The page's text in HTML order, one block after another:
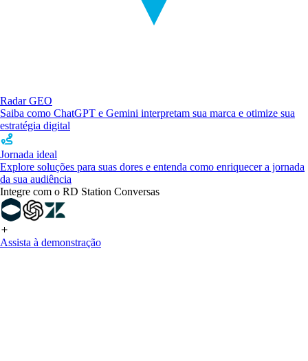
Radar GEO
Saiba como ChatGPT e Gemini interpretam sua marca e otimize sua
estratégia digital
Jornada ideal
Explore soluções para suas dores e entenda como enriquecer a jornada
da sua audiência
Integre com o RD Station Conversas
Assista à demonstração